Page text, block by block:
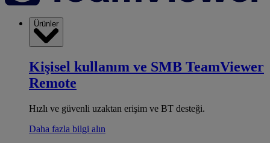
Ürünler
Kişisel kullanım ve SMB TeamViewer
Remote
Hızlı ve güvenli uzaktan erişim ve BT desteği.
Daha fazla bilgi alın